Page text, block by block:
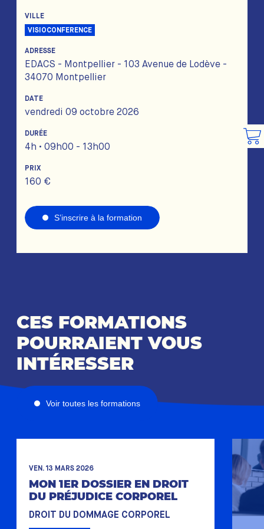
VILLE
VISIOCONFERENCE
ADRESSE
EDACS - Montpellier - 103 Avenue de Lodève -
34070 Montpellier
DATE
vendredi 09 octobre 2026
DURÉE
4h • 09h00 - 13h00
PRIX
160 €
S’inscrire à la formation
CES FORMATIONS
POURRAIENT VOUS
INTÉRESSER
Voir toutes les formations
VEN. 13 MARS 2026
MON 1ER DOSSIER EN DROIT
DU PRÉJUDICE CORPOREL
DROIT DU DOMMAGE CORPOREL